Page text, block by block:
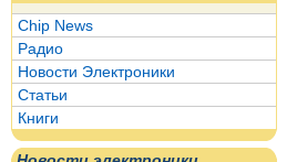
Chip News
Радио
Новости Электроники
Статьи
Книги